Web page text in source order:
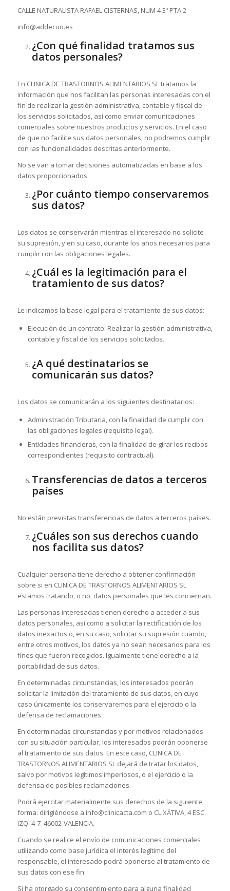
CALLE NATURALISTA RAFAEL CISTERNAS, NUM 4 3º PTA 2
info@addecuo.es
¿Con qué finalidad tratamos sus
datos personales?
En CLINICA DE TRASTORNOS ALIMENTARIOS SL tratamos la
información que nos facilitan las personas interesadas con el
fin de realizar la gestión administrativa, contable y fiscal de
los servicios solicitados, así como enviar comunicaciones
comerciales sobre nuestros productos y servicios. En el caso
de que no facilite sus datos personales, no podremos cumplir
con las funcionalidades descritas anteriormente.
No se van a tomar decisiones automatizadas en base a los
datos proporcionados.
¿Por cuánto tiempo conservaremos
sus datos?
Los datos se conservarán mientras el interesado no solicite
su supresión, y en su caso, durante los años necesarios para
cumplir con las obligaciones legales.
¿Cuál es la legitimación para el
tratamiento de sus datos?
Le indicamos la base legal para el tratamiento de sus datos:
Ejecución de un contrato: Realizar la gestión administrativa,
contable y fiscal de los servicios solicitados.
¿A qué destinatarios se
comunicarán sus datos?
Los datos se comunicarán a los siguientes destinatarios:
Administración Tributaria, con la finalidad de cumplir con
las obligaciones legales (requisito legal).
Entidades financieras, con la finalidad de girar los recibos
correspondientes (requisito contractual).
Transferencias de datos a terceros
países
No están previstas transferencias de datos a terceros países.
¿Cuáles son sus derechos cuando
nos facilita sus datos?
Cualquier persona tiene derecho a obtener confirmación
sobre si en CLINICA DE TRASTORNOS ALIMENTARIOS SL
estamos tratando, o no, datos personales que les conciernan.
Las personas interesadas tienen derecho a acceder a sus
datos personales, así como a solicitar la rectificación de los
datos inexactos o, en su caso, solicitar su supresión cuando,
entre otros motivos, los datos ya no sean necesarios para los
fines que fueron recogidos. Igualmente tiene derecho a la
portabilidad de sus datos.
En determinadas circunstancias, los interesados podrán
solicitar la limitación del tratamiento de sus datos, en cuyo
caso únicamente los conservaremos para el ejercicio o la
defensa de reclamaciones.
En determinadas circunstancias y por motivos relacionados
con su situación particular, los interesados podrán oponerse
al tratamiento de sus datos. En este caso, CLINICA DE
TRASTORNOS ALIMENTARIOS SL dejará de tratar los datos,
salvo por motivos legítimos imperiosos, o el ejercicio o la
defensa de posibles reclamaciones.
Podrá ejercitar materialmente sus derechos de la siguiente
forma: dirigiéndose a info@clinicacta.com o CL XÁTIVA, 4 ESC.
IZQ. 4-7 46002-VALENCIA.
Cuando se realice el envío de comunicaciones comerciales
utilizando como base jurídica el interés legítimo del
responsable, el interesado podrá oponerse al tratamiento de
sus datos con ese fin.
Si ha otorgado su consentimiento para alguna finalidad